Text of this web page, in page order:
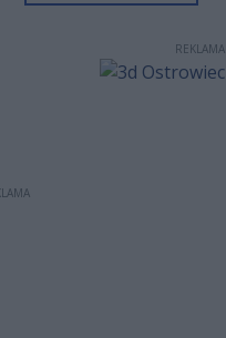
REKLAMA